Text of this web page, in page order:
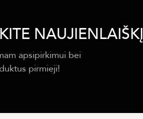
NAUJIENLAIŠKĮ
apsipirkimui bei
pirmieji!